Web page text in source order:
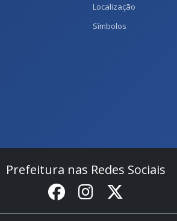
Localização
Símbolos
Prefeitura nas Redes Sociais